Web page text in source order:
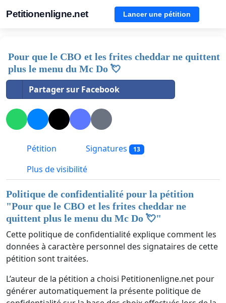
Petitionenligne.net Lancer une pétition
Pour que le CBO et les frites cheddar ne quittent
plus le menu du Mc Do 💘
Partager sur Facebook
Pétition Signatures 13
Plus de visibilité
Politique de confidentialité pour la pétition
"Pour que le CBO et les frites cheddar ne
quittent plus le menu du Mc Do 💘"
Cette politique de confidentialité explique comment les
données à caractère personnel des signataires de cette
pétition sont traitées.
L’auteur de la pétition a choisi Petitionenligne.net pour
générer automatiquement la présente politique de